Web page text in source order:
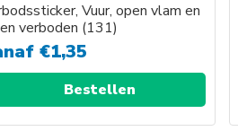
Vuur, open vlam en
verboden (131)
€1,35
Bestellen